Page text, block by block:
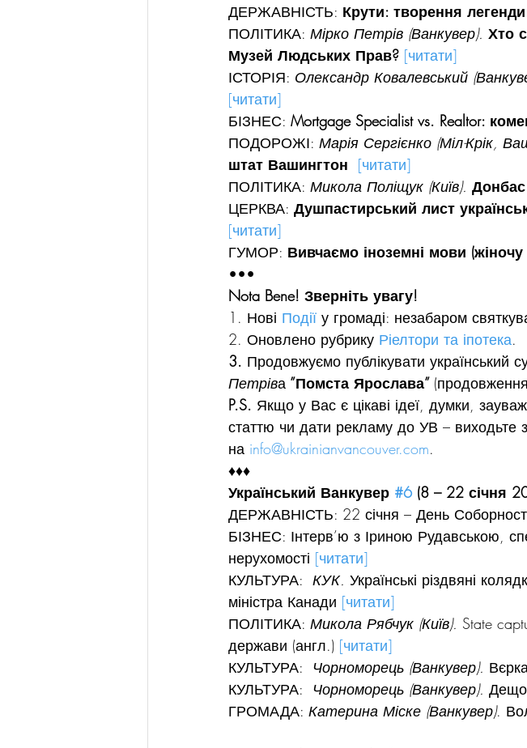
ДЕРЖАВНІСТЬ: Крути: творення легенди
ПОЛІТИКА: Мірко Петрів (Ванкувер). Хто
Музей Людських Прав? [читати]
ІСТОРІЯ: Олександр Ковалевський
[читати]
БІЗНЕС: Mortgage Specialist vs. Realtor:
ПОДОРОЖІ: Марія Сергієнко (Міл-Крік,
штат Вашингтон [читати]
ПОЛІТИКА: Микола Поліщук (Київ). Донбас
ЦЕРКВА: Душпастирський лист
[читати]
ГУМОР: Вивчаємо іноземні мови
•••
Nota Bene! Зверніть увагу!
1. Нові Події у громаді: незабаром
2. Оновлено рубрику Ріелтори та іпотека.
3. Продовжуємо публікувати український
Петріва ”Помста Ярослава”
P.S. Якщо у Вас є цікаві ідеї, думки,
статтю чи дати рекламу до УВ – виходьте
на info@ukrainianvancouver.com.
♦♦♦
Український Ванкувер #6 (8 – 22 січня
ДЕРЖАВНІСТЬ: 22 січня – День
БІЗНЕС: Інтерв’ю з Іриною Рудавською,
нерухомості [читати]
КУЛЬТУРА: КУК. Українські різдвяні
міністра Канади [читати]
ПОЛІТИКА: Микола Рябчук (Київ). State
держави (англ.) [читати]
КУЛЬТУРА: Чорноморець (Ванкувер).
КУЛЬТУРА: Чорноморець (Ванкувер). Дещо
ГРОМАДА: Катерина Міске (Ванкувер).